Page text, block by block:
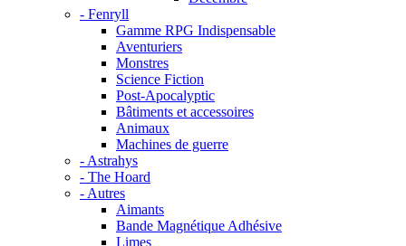
- Fenryll
Gamme RPG Indispensable
Aventuriers
Monstres
Science Fiction
Post-Apocalyptic
Bâtiments et accessoires
Animaux
Machines de guerre
- Astrahys
- The Hoard
- Autres
Aimants
Bande Magnétique Adhésive
Limes